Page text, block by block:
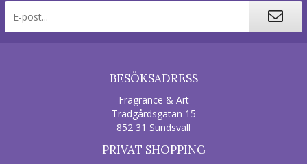
BESÖKSADRESS
Fragrance & Art
Trädgårdsgatan 15
852 31 Sundsvall
PRIVAT SHOPPING